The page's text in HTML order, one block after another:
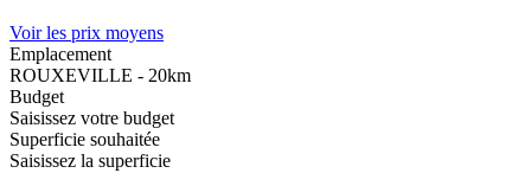
Voir les prix moyens
Emplacement
ROUXEVILLE - 20km
Budget
Saisissez votre budget
Superficie souhaitée
Saisissez la superficie